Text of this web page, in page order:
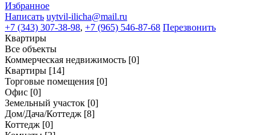
Избранное
Написать uytvil-ilicha@mail.ru
+7 (343) 307-38-98, +7 (965) 546-87-68 Перезвонить
Квартиры
Все объекты
Коммерческая недвижимость [0]
Квартиры [14]
Торговые помещения [0]
Офис [0]
Земельный участок [0]
Дом/Дача/Коттедж [8]
Коттедж [0]